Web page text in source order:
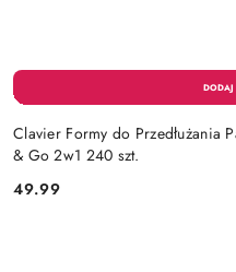
Clavier Formy do Przedłużania
& Go 2w1 240 szt.
Cena:
49.99